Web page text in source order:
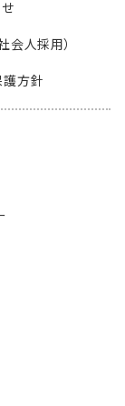
会人採用）
方針